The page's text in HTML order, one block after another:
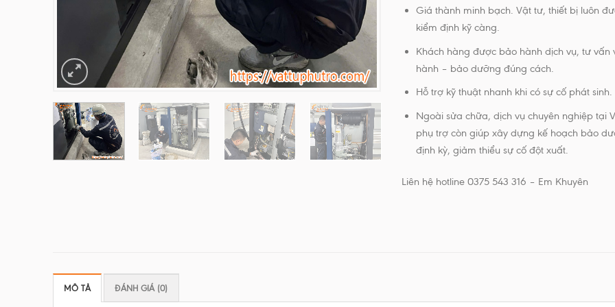
Giá thành minh bạch. Vật tư, thiết bị luôn
kiểm định kỹ càng.
Khách hàng được bảo hành dịch vụ, tư vấn
hành – bảo dưỡng đúng cách.
Hỗ trợ kỹ thuật nhanh khi có sự cố phát sinh.
Ngoài sửa chữa, dịch vụ chuyên nghiệp tại
phụ trợ còn giúp xây dựng kế hoạch bảo
định kỳ, giảm thiểu sự cố đột xuất.
Liên hệ hotline 0375 543 316 – Em Khuyên
MÔ TẢ ĐÁNH GIÁ (0)